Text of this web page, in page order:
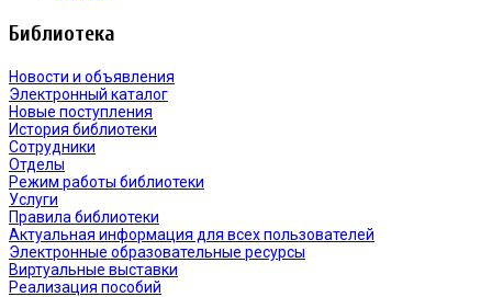
Библиотека
Новости и объявления
Электронный каталог
Новые поступления
История библиотеки
Сотрудники
Отделы
Режим работы библиотеки
Услуги
Правила библиотеки
Актуальная информация для всех пользователей
Электронные образовательные ресурсы
Виртуальные выставки
Реализация пособий